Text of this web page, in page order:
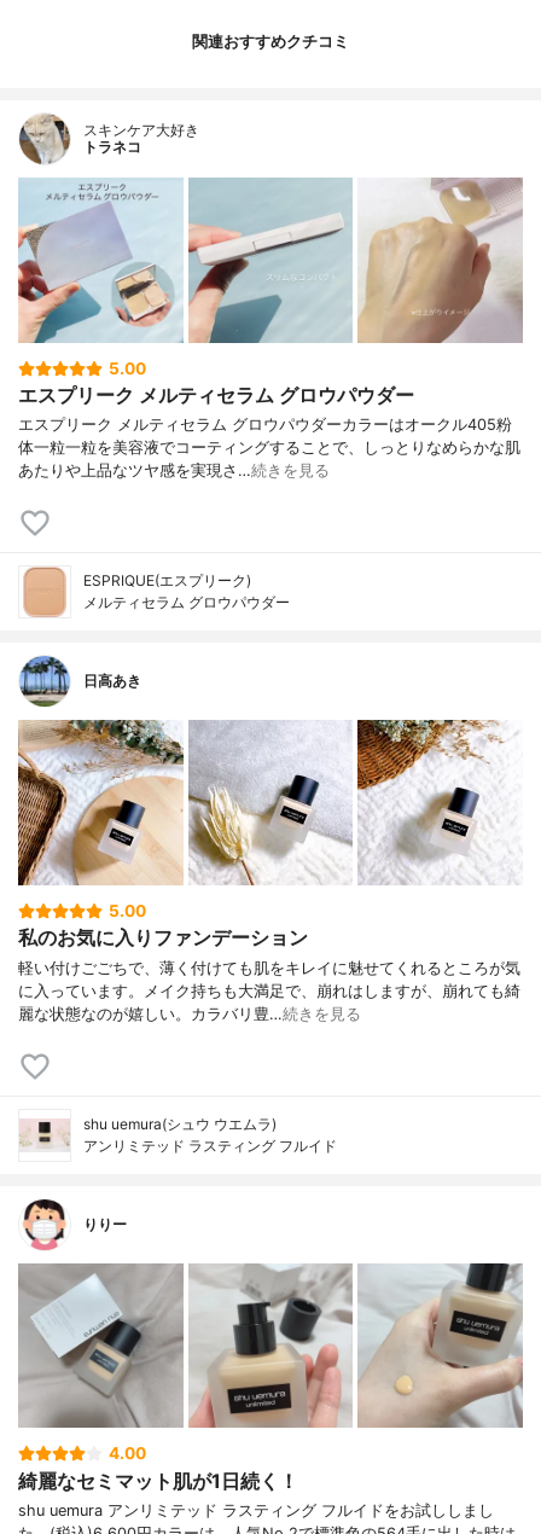
関連おすすめクチコミ
スキンケア大好き
トラネコ
5.00
エスプリーク メルティセラム グロウパウダー
エスプリーク メルティセラム グロウパウダーカラーはオークル405粉
体一粒一粒を美容液でコーティングすることで、しっとりなめらかな肌
あたりや上品なツヤ感を実現さ…続きを見る
ESPRIQUE(エスプリーク)
メルティセラム グロウパウダー
日高あき
5.00
私のお気に入りファンデーション
軽い付けごごちで、薄く付けても肌をキレイに魅せてくれるところが気
に入っています。メイク持ちも大満足で、崩れはしますが、崩れても綺
麗な状態なのが嬉しい。カラバリ豊…続きを見る
shu uemura(シュウ ウエムラ)
アンリミテッド ラスティング フルイド
りりー
4.00
綺麗なセミマット肌が1日続く！
shu uemura アンリミテッド ラスティング フルイドをお試ししまし